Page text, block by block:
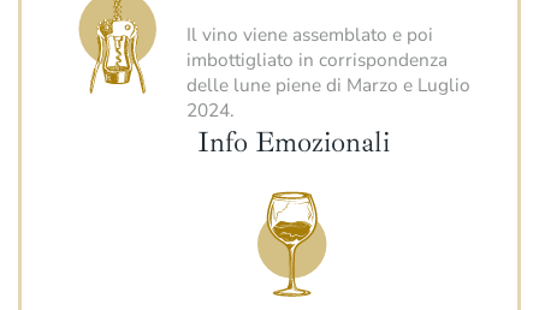
Il vino viene assemblato e poi
imbottigliato in corrispondenza
delle lune piene di Marzo e Luglio
2024.
Info Emozionali